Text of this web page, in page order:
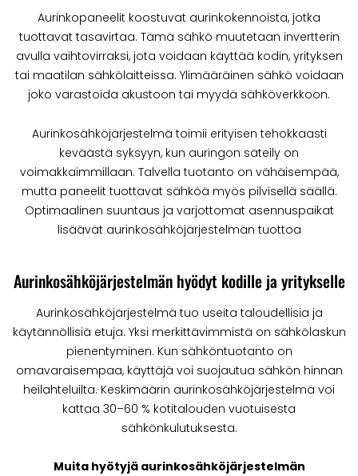
Aurinkopaneelit koostuvat aurinkokennoista, jotka
tuottavat tasavirtaa. Tämä sähkö muutetaan invertterin
avulla vaihtovirraksi, jota voidaan käyttää kodin, yrityksen
tai maatilan sähkölaitteissa. Ylimääräinen sähkö voidaan
joko varastoida akustoon tai myydä sähköverkkoon.
Aurinkosähköjärjestelmä toimii erityisen tehokkaasti
keväästä syksyyn, kun auringon säteily on
voimakkaimmillaan. Talvella tuotanto on vähäisempää,
mutta paneelit tuottavat sähköä myös pilvisellä säällä.
Optimaalinen suuntaus ja varjottomat asennuspaikat
lisäävät aurinkosähköjärjestelmän tuottoa
Aurinkosähköjärjestelmän hyödyt kodille ja yritykselle
Aurinkosähköjärjestelmä tuo useita taloudellisia ja
käytännöllisiä etuja. Yksi merkittävimmistä on sähkölaskun
pienentyminen. Kun sähköntuotanto on
omavaraisempaa, käyttäjä voi suojautua sähkön hinnan
heilahteluilta. Keskimäärin aurinkosähköjärjestelmä voi
kattaa 30–60 % kotitalouden vuotuisesta
sähkönkulutuksesta.
Muita hyötyjä aurinkosähköjärjestelmän